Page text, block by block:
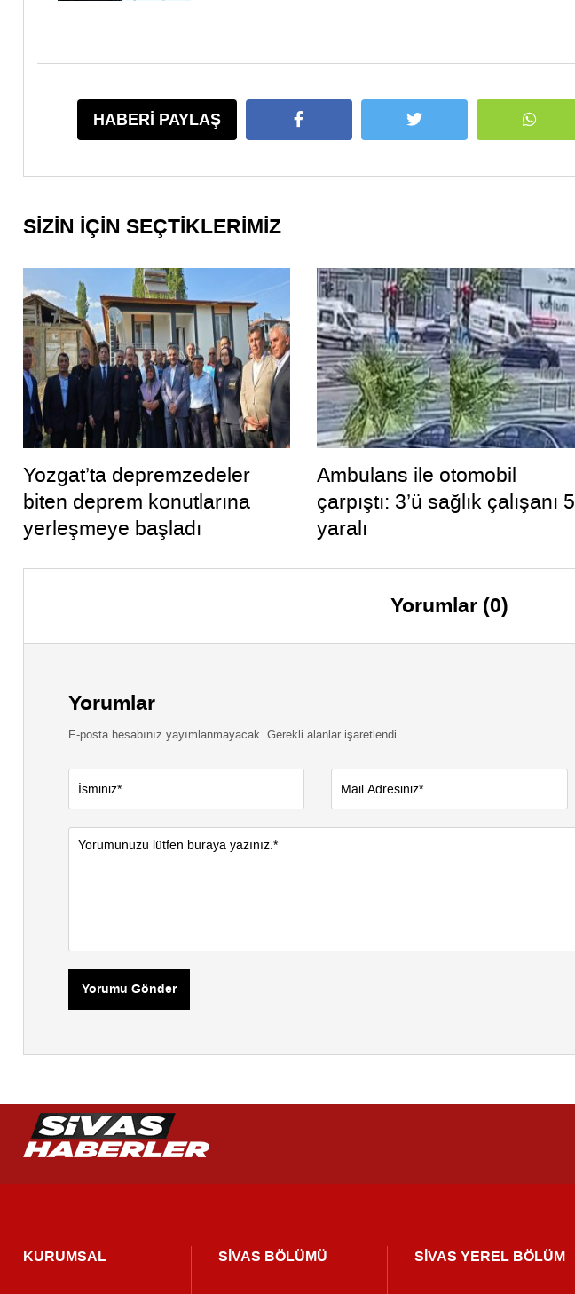
HABERİ PAYLAŞ
SİZİN İÇİN SEÇTİKLERİMİZ
Yozgat’ta depremzedeler
biten deprem konutlarına
yerleşmeye başladı
Ambulans ile otomobil
çarpıştı: 3’ü sağlık çalışanı 5
yaralı
Yorumlar (0)
Yorumlar
E-posta hesabınız yayımlanmayacak. Gerekli alanlar işaretlendi
Yorumu Gönder
KURUMSAL SİVAS BÖLÜMÜ SİVAS YEREL BÖLÜM